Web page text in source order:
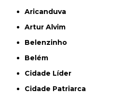
Aricanduva
Artur Alvim
Belenzinho
Belém
Cidade Líder
Cidade Patriarca